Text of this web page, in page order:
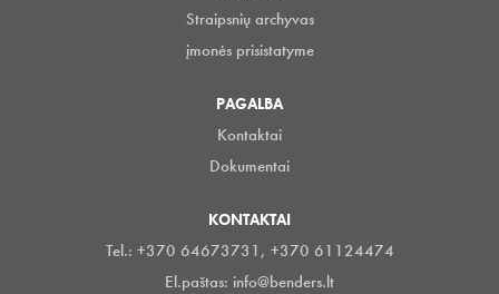
Straipsnių archyvas
įmonės prisistatyme
PAGALBA
Kontaktai
Dokumentai
KONTAKTAI
Tel.: +370 64673731, +370 61124474
El.paštas: info@benders.lt